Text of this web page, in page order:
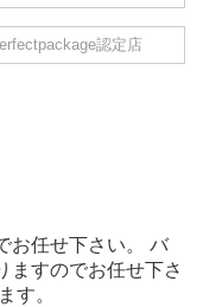
認定店
お任せ下さい。 バ
ますのでお任せ下さ
す。